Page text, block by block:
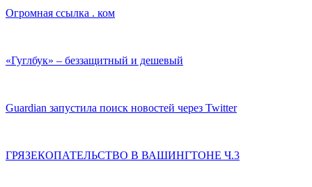
Огромная ссылка . ком
«Гуглбук» – беззащитный и дешевый
Guardian запустила поиск новостей через Twitter
ГРЯЗЕКОПАТЕЛЬСТВО В ВАШИНГТОНЕ Ч.3